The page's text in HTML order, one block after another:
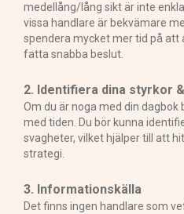
medellång/lång sikt är inte
vissa handlare är bekvämare
spendera mycket mer tid på att
fatta snabba beslut.
2. Identifiera dina styrkor
Om du är noga med din dagbok
med tiden. Du bör kunna
svagheter, vilket hjälper till att
strategi.
3. Informationskälla
Det finns ingen handlare som